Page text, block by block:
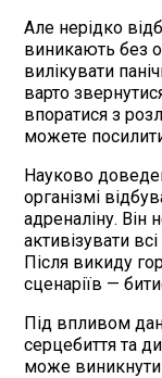
Але нерідко
виникають без
вилікувати
варто
впоратися з
можете
Науково
організмі
адреналіну. Він
активізувати
Після викиду
сценаріїв —
Під впливом
серцебиття та
може